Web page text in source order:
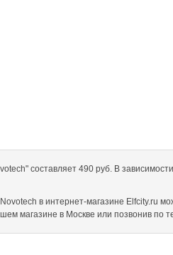
составляет 490 руб. В
в интернет-магазине Elfcity.ru
магазине в Москве или позвонив